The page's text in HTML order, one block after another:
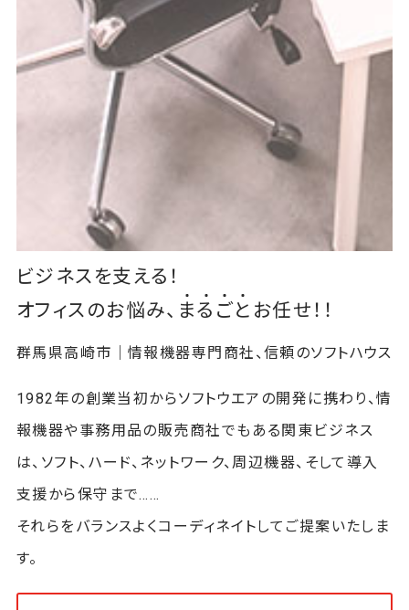
ビジネスを支える！
オフィスのお悩み、 まる ごと お任せ！！
群馬県高崎市｜情報機器専門商社、信頼のソフトハウス
1982年の創業当初からソフトウエアの開発に携わり、情
報機器や事務用品の販売商社でもある関東ビジネス
は、ソフト、ハード、ネットワーク、周辺機器、そして導入
支援から保守まで……
それらをバランスよくコーディネイトしてご提案いたしま
す。